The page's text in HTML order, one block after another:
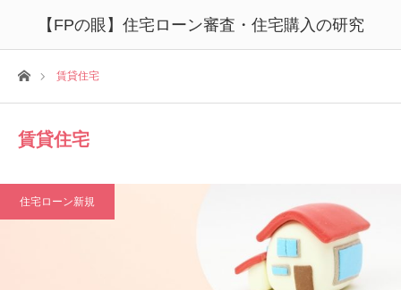
【FPの眼】住宅ローン審査・住宅購入の研究
ホーム賃貸住宅
賃貸住宅
住宅ローン新規